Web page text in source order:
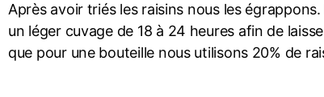
Après avoir triés les raisins nous les
un léger cuvage de 18 à 24 heures afin de
que pour une bouteille nous utilisons 20% de